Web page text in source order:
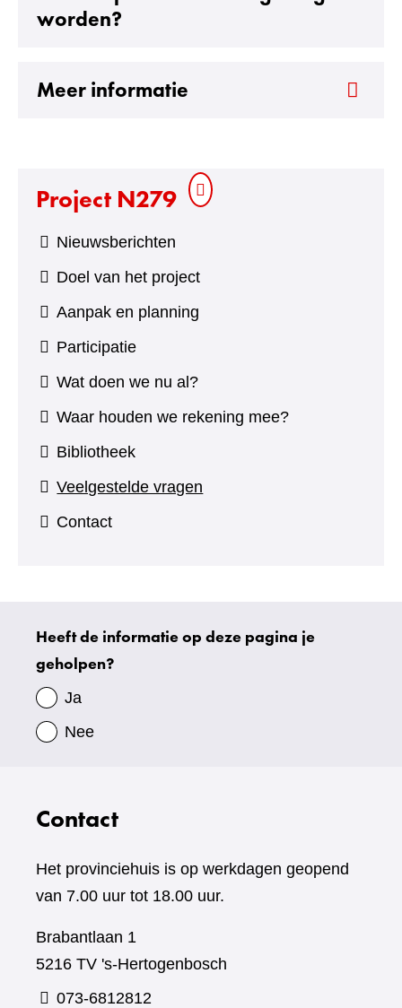
worden?
Meer informatie
Project N279
Nieuwsberichten
Doel van het project
Aanpak en planning
Participatie
Wat doen we nu al?
Waar houden we rekening mee?
Bibliotheek
Veelgestelde vragen
Contact
Uw
gegevens
Heeft de informatie op deze pagina je
geholpen?
Ja
Nee
Contact
Het provinciehuis is op werkdagen geopend
van 7.00 uur tot 18.00 uur.
Brabantlaan 1
5216 TV 's-Hertogenbosch
073-6812812